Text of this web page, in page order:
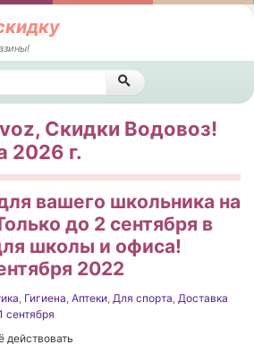
Скидки Водовоз!
2026 г.
вашего школьника на
до 2 сентября в
школы и офиса!
2022
, Гигиена, Аптеки, Для спорта, Доставка
сентября
действовать